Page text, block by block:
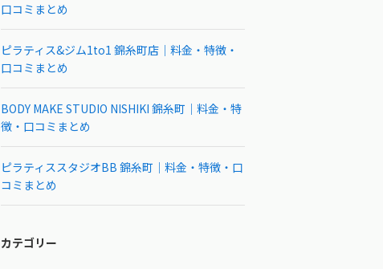
口コミまとめ
ピラティス&ジム1to1 錦糸町店｜料金・特徴・
口コミまとめ
BODY MAKE STUDIO NISHIKI 錦糸町｜料金・特
徴・口コミまとめ
ピラティススタジオBB 錦糸町｜料金・特徴・口
コミまとめ
カテゴリー